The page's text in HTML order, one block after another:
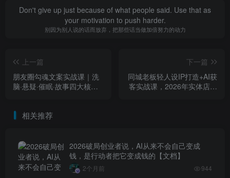
Don't give up just because of what people said. Use that as
your motivation to push harder.
别因为别人说的话而放弃，把那些话当做加倍努力的动力
上一篇
朋友圈勾魂文案实战课｜洗
脑·悬疑·催眠·故事四大核心
下一篇
同城老板轻人设IP打造+AI获
客实战课，2026年实体店史
相关推荐
2026破局创业者说，AI从来不会自己变成
钱，是行动者把它变成钱的【文档】
2个月前 944